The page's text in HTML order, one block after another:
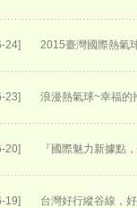
24] 2015臺灣國際熱氣
23] 浪漫熱氣球~幸福的
20] 『國際魅力新據點
19] 台灣好行縱谷線，